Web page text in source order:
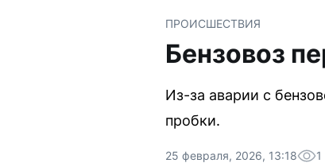
ПРОИСШЕСТВИЯ
Бензовоз
Из-за аварии с
пробки.
25 февраля, 2026, 13:18 1